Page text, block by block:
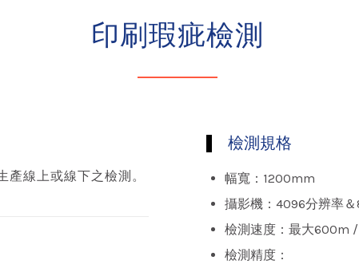
印刷瑕疵檢測
線上或線下之檢測。
檢測規格
幅寬：1200mm
攝影機：4096分辨率
檢測速度：最大600m
檢測精度：